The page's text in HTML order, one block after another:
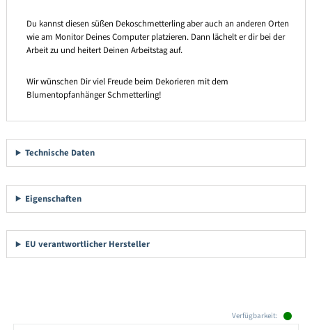
Du kannst diesen süßen Dekoschmetterling aber auch an anderen Orten
wie am Monitor Deines Computer platzieren. Dann lächelt er dir bei der
Arbeit zu und heitert Deinen Arbeitstag auf.
Wir wünschen Dir viel Freude beim Dekorieren mit dem
Blumentopfanhänger Schmetterling!
Technische Daten
Eigenschaften
EU verantwortlicher Hersteller
Verfügbarkeit: